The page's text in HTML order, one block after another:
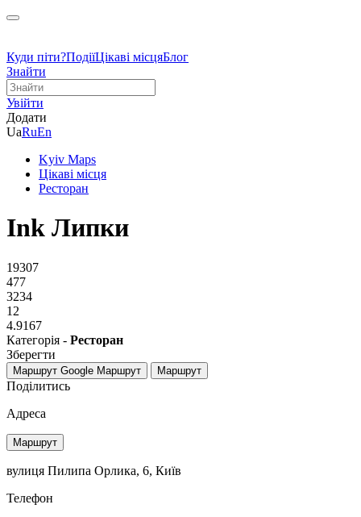
Куди піти?ПодіїЦікаві місцяБлог
Знайти
Увійти
Додати
UaRuEn
Kyiv Maps
Цікаві місця
Ресторан
Ink Липки
19307
477
3234
12
4.9167
Категорія - Ресторан
Зберегти
Маршрут Google Маршрут Маршрут
Поділитись
Адреса
Маршрут
вулиця Пилипа Орлика, 6, Київ
Телефон